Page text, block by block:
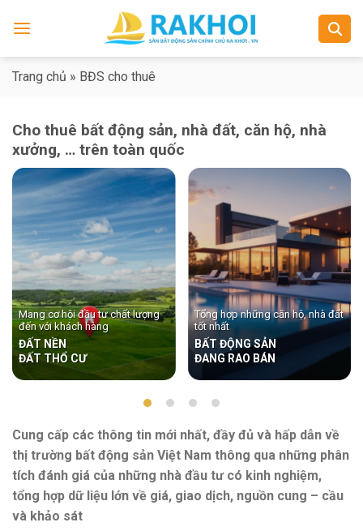
Trang chủ » BĐS cho thuê
Cho thuê bất động sản, nhà đất, căn hộ, nhà
xưởng, … trên toàn quốc
Mang cơ hội đầu tư chất lượng
đến với khách hàng
ĐẤT NỀN
ĐẤT THỔ CƯ
Tổng hợp những căn hộ, nhà đất
tốt nhất
BẤT ĐỘNG SẢN
ĐANG RAO BÁN
Cung cấp các thông tin mới nhất, đầy đủ và hấp dẫn về
thị trường bất động sản Việt Nam thông qua những phân
tích đánh giá của những nhà đầu tư có kinh nghiệm,
tổng hợp dữ liệu lớn về giá, giao dịch, nguồn cung – cầu
và khảo sát